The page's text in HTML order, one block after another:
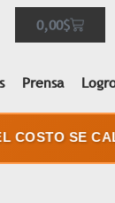
0,00$
Prensa
SE